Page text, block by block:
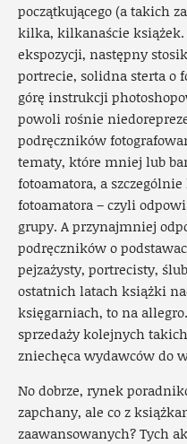
początkującego (a takich
kilka, kilkanaście
ekspozycji, następny
portrecie, solidna sterta o
górę instrukcji
powoli rośnie
podręczników
tematy, które mniej lub
fotoamatora, a
fotoamatora – czyli
grupy. A przynajmniej
podręczników o
pejzażysty, portrecisty,
ostatnich latach książki
księgarniach, to na
sprzedaży kolejnych
zniechęca wydawców do
No dobrze, rynek
zapchany, ale co z
zaawansowanych? Tych